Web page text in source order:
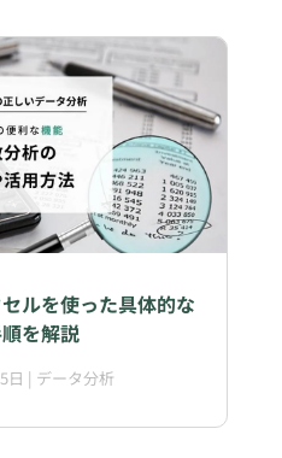
ルを使った具体的な
を解説
日 | データ分析